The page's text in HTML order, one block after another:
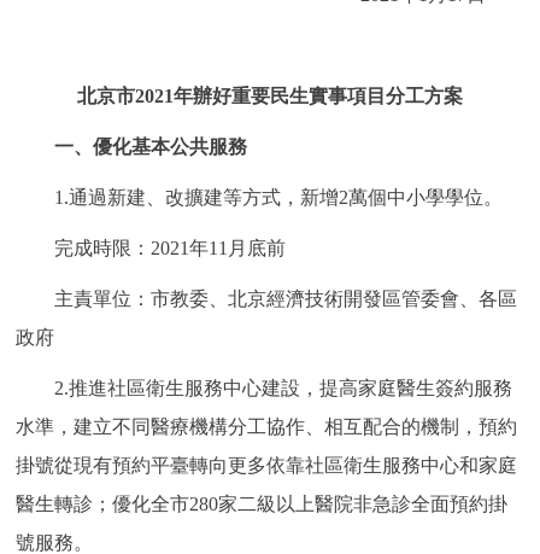
多語種
ENGLISH 한국어
ESPAÑOL العربية PORTUGUÊS
回到頂部
北京市2021年辦好重要民生實事項目分工方案
一、優化基本公共服務
1.通過新建、改擴建等方式，新增2萬個中小學學位。
完成時限：2021年11月底前
主責單位：市教委、北京經濟技術開發區管委會、各區
政府
2.推進社區衛生服務中心建設，提高家庭醫生簽約服務
水準，建立不同醫療機構分工協作、相互配合的機制，預約
掛號從現有預約平臺轉向更多依靠社區衛生服務中心和家庭
醫生轉診；優化全市280家二級以上醫院非急診全面預約掛
號服務。